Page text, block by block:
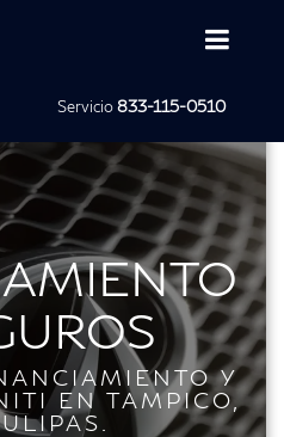
Servicio833-115-0510
Y
EN TAMPICO,